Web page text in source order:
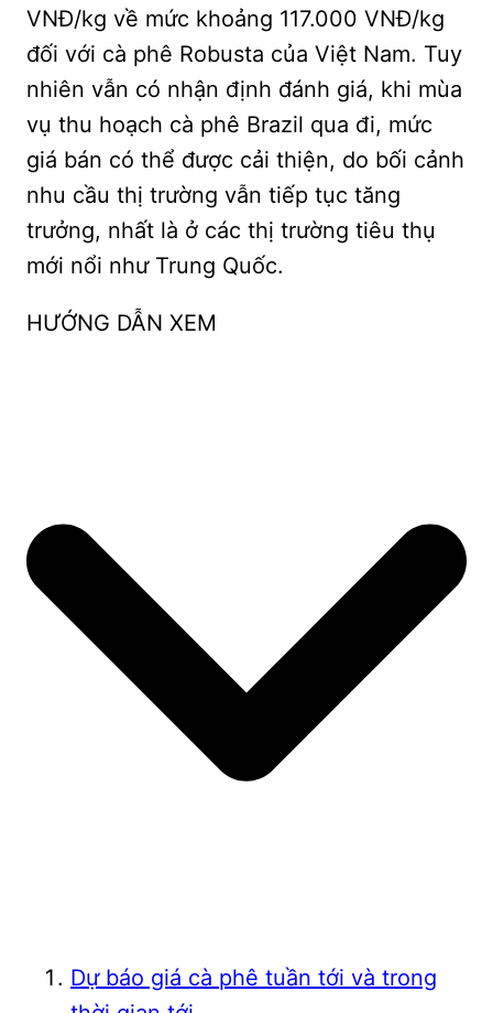
VNĐ/kg về mức khoảng 117.000 VNĐ/kg
đối với cà phê Robusta của Việt Nam. Tuy
nhiên vẫn có nhận định đánh giá, khi mùa
vụ thu hoạch cà phê Brazil qua đi, mức
giá bán có thể được cải thiện, do bối cảnh
nhu cầu thị trường vẫn tiếp tục tăng
trưởng, nhất là ở các thị trường tiêu thụ
mới nổi như Trung Quốc.
HƯỚNG DẪN XEM
Dự báo giá cà phê tuần tới và trong